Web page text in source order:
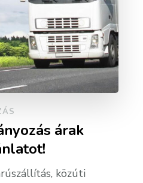
árak
közúti